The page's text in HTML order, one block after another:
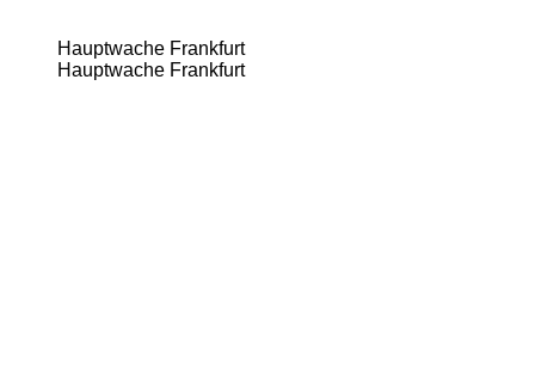
Hauptwache Frankfurt
Hauptwache Frankfurt